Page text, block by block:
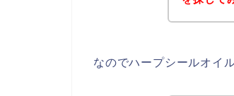
なのでハープシールオイ